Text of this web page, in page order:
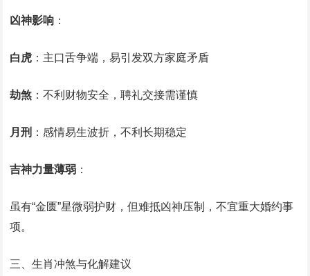
凶神影响 ：
白虎 ：主口舌争端，易引发双方家庭矛盾
劫煞 ：不利财物安全，聘礼交接需谨慎
月刑 ：感情易生波折，不利长期稳定
吉神力量薄弱 ：
虽有“金匮”星微弱护财，但难抵凶神压制，不宜重大婚约事
项。
三、生肖冲煞与化解建议